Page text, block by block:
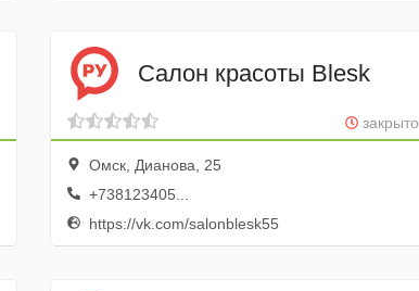
Салон красоты Blesk
закрыто
Омск, Дианова, 25
+738123405...
https://vk.com/salonblesk55